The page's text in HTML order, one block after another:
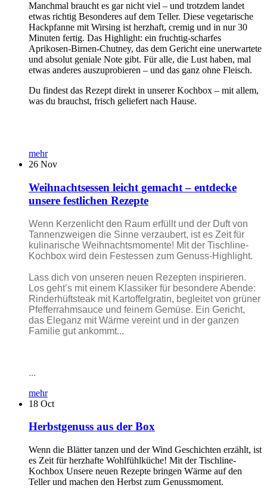
Manchmal braucht es gar nicht viel – und trotzdem landet
etwas richtig Besonderes auf dem Teller. Diese vegetarische
Hackpfanne mit Wirsing ist herzhaft, cremig und in nur 30
Minuten fertig. Das Highlight: ein fruchtig-scharfes
Aprikosen-Birnen-Chutney, das dem Gericht eine unerwartete
und absolut geniale Note gibt. Für alle, die Lust haben, mal
etwas anderes auszuprobieren – und das ganz ohne Fleisch.
Du findest das Rezept direkt in unserer Kochbox – mit allem,
was du brauchst, frisch geliefert nach Hause.
mehr
26 Nov
Weihnachtsessen leicht gemacht – entdecke
unsere festlichen Rezepte
Wenn Kerzenlicht den Raum erfüllt und der Duft von
Tannenzweigen die Sinne verzaubert, ist es Zeit für
kulinarische Weihnachtsmomente! Mit der Tischline-
Kochbox wird dein Festessen zum Genuss-Highlight.
Lass dich von unseren neuen Rezepten inspirieren.
Los geht’s mit einem Klassiker für besondere Abende:
Rinderhüftsteak mit Kartoffelgratin, begleitet von grüner
Pfefferrahmsauce und feinem Gemüse. Ein Gericht,
das Eleganz mit Wärme vereint und in der ganzen
Familie gut ankommt...
...
mehr
18 Oct
Herbstgenuss aus der Box
Wenn die Blätter tanzen und der Wind Geschichten erzählt, ist
es Zeit für herzhafte Wohlfühlküche! Mit der Tischline-
Kochbox Unsere neuen Rezepte bringen Wärme auf den
Teller und machen den Herbst zum Genussmoment.